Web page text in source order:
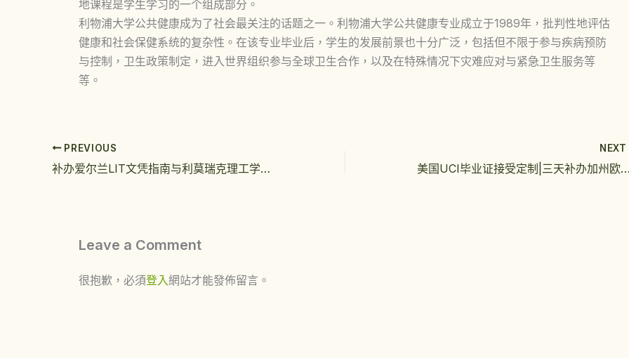
地课程是学生学习的一个组成部分。
利物浦大学公共健康成为了社会最关注的话题之一。利物浦大学公共健康专业成立于1989年，批判性地评估
健康和社会保健系统的复杂性。在该专业毕业后，学生的发展前景也十分广泛，包括但不限于参与疾病预防
与控制，卫生政策制定，进入世界组织参与全球卫生合作，以及在特殊情况下灾难应对与紧急卫生服务等
等。
PREVIOUS
补办爱尔兰LIT文凭指南与利莫瑞克理工学院学位证质量有口皆碑
NEXT
美国UCI毕业证接受定制|三天补办加州欧文分校学位证服务指南
Leave a Comment
很抱歉，必須登入網站才能發佈留言。